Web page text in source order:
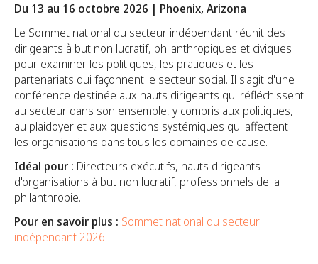
Du 13 au 16 octobre 2026 | Phoenix, Arizona
Le Sommet national du secteur indépendant réunit des
dirigeants à but non lucratif, philanthropiques et civiques
pour examiner les politiques, les pratiques et les
partenariats qui façonnent le secteur social. Il s'agit d'une
conférence destinée aux hauts dirigeants qui réfléchissent
au secteur dans son ensemble, y compris aux politiques,
au plaidoyer et aux questions systémiques qui affectent
les organisations dans tous les domaines de cause.
Idéal pour : Directeurs exécutifs, hauts dirigeants
d'organisations à but non lucratif, professionnels de la
philanthropie.
Pour en savoir plus : Sommet national du secteur
indépendant 2026